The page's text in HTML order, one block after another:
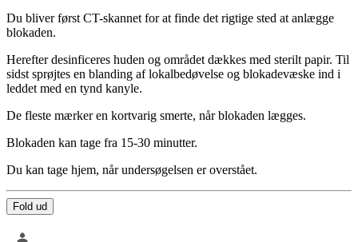
Du bliver først CT-skannet for at finde det rigtige sted at anlægge
blokaden.
Herefter desinficeres huden og området dækkes med sterilt papir. Til
sidst sprøjtes en blanding af lokalbedøvelse og blokadevæske ind i
leddet med en tynd kanyle.
De fleste mærker en kortvarig smerte, når blokaden lægges.
Blokaden kan tage fra 15-30 minutter.
Du kan tage hjem, når undersøgelsen er overstået.
Fold ud